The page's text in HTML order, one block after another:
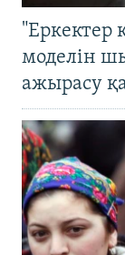
"Еркектер
моделін
ажырасу